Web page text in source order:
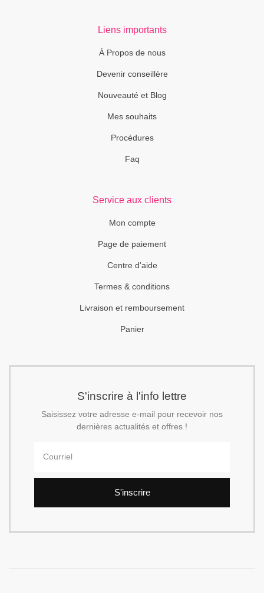
Liens importants
À Propos de nous
Devenir conseillère
Nouveauté et Blog
Mes souhaits
Procédures
Faq
Service aux clients
Mon compte
Page de paiement
Centre d'aide
Termes & conditions
Livraison et remboursement
Panier
S'inscrire à l'info lettre
Saisissez votre adresse e-mail pour recevoir nos
dernières actualités et offres !
S'inscrire